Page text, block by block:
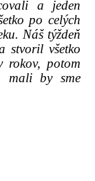
a jeden
po celých
Náš týždeň
stvoril všetko
rokov, potom
mali by sme